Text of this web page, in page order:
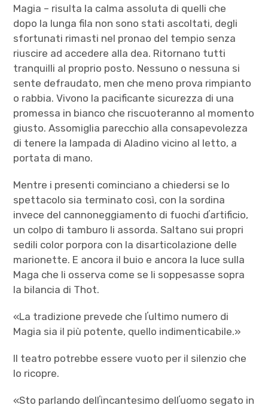
Magia – risulta la calma assoluta di quelli che
dopo la lunga fila non sono stati ascoltati, degli
sfortunati rimasti nel pronao del tempio senza
riuscire ad accedere alla dea. Ritornano tutti
tranquilli al proprio posto. Nessuno o nessuna si
sente defraudato, men che meno prova rimpianto
o rabbia. Vivono la pacificante sicurezza di una
promessa in bianco che riscuoteranno al momento
giusto. Assomiglia parecchio alla consapevolezza
di tenere la lampada di Aladino vicino al letto, a
portata di mano.
Mentre i presenti cominciano a chiedersi se lo
spettacolo sia terminato così, con la sordina
invece del cannoneggiamento di fuochi dʼartificio,
un colpo di tamburo li assorda. Saltano sui propri
sedili color porpora con la disarticolazione delle
marionette. E ancora il buio e ancora la luce sulla
Maga che li osserva come se li soppesasse sopra
la bilancia di Thot.
«La tradizione prevede che lʼultimo numero di
Magia sia il più potente, quello indimenticabile.»
Il teatro potrebbe essere vuoto per il silenzio che
lo ricopre.
«Sto parlando dellʼincantesimo dellʼuomo segato in